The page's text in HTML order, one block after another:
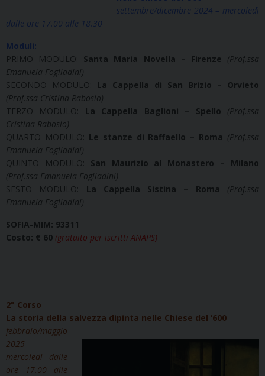
settembre/dicembre 2024 – mercoledì
dalle ore 17.00 alle 18.30
Moduli:
PRIMO MODULO: Santa Maria Novella – Firenze (Prof.ssa
Emanuela Fogliadini)
SECONDO MODULO: La Cappella di San Brizio – Orvieto
(Prof.ssa Cristina Rabosio)
TERZO MODULO: La Cappella Baglioni – Spello
(Prof.ssa
Cristina Rabosio)
QUARTO MODULO: Le stanze di Raffaello – Roma (Prof.ssa
Emanuela Fogliadini)
QUINTO MODULO: San Maurizio al Monastero – Milano
(Prof.ssa Emanuela Fogliadini)
SESTO MODULO: La Cappella Sistina – Roma
(Prof.ssa
Emanuela Fogliadini)
SOFIA-MIM: 93311
Costo: € 60 (gratuito per iscritti ANAPS)
2° Corso
La storia della salvezza dipinta nelle Chiese del ‘600
febbraio/maggio
2025 –
mercoledì dalle
ore 17.00 alle